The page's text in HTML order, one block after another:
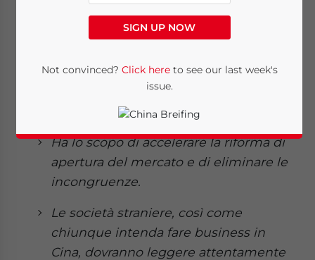
December 20, 2019Posted byItalian Desk
minutes
investimenti stranieri “Foreign
Investment Law” entrerà in vigore il
primo gennaio 2020.
Ha lo scopo di accelerare la riforma di
apertura del mercato e di eliminare le
incongruenze.
Le società straniere, così come
chiunque intenda fare business in
Cina, dovranno leggere attentamente
SIGN UP NOW
Not convinced? Click hereto see our last week's
issue.